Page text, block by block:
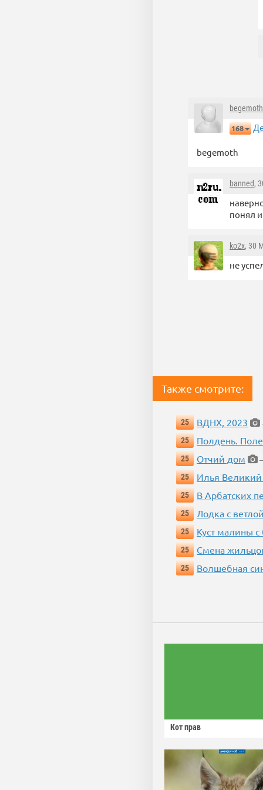
begemoth
168
begemoth
banned,
понял
ko2x, 30
не
Также смотрите:
25 ВДНХ, 2023
25
Полдень.
25 Отчий дом
25
Илья Великий
25 В Арбатских
25 Лодка с
25 Куст малины
25 Смена
25 Волшебная
Кот прав